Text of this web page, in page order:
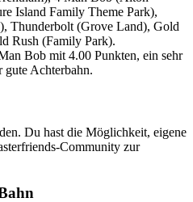
Island Family Theme Park),
Thunderbolt (Grove Land), Gold
Rush (Family Park).
Bob mit 4.00 Punkten, ein sehr
Achterbahn.
Du hast die Möglichkeit, eigene
Community zur